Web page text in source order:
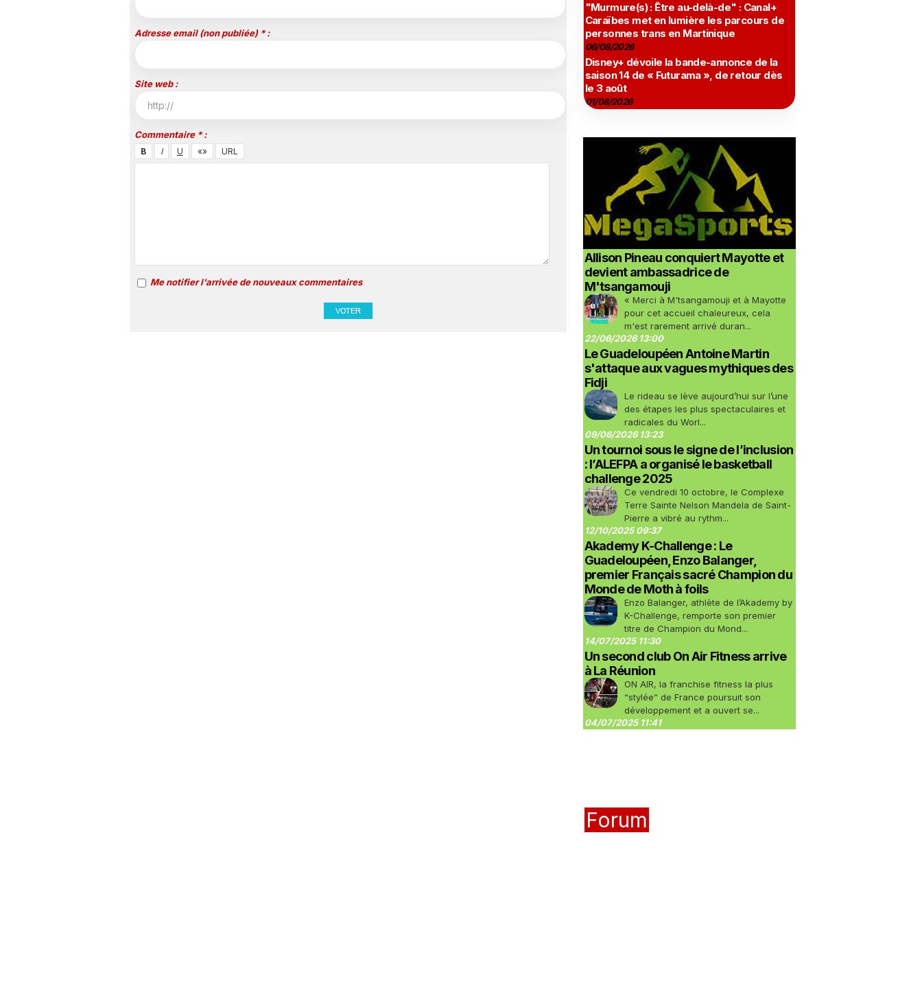
Adresse email (non publiée) * :
Site web :
Commentaire * :
Me notifier l'arrivée de nouveaux commentaires
"Murmure(s) : Être au-delà-de" : Canal+
Caraïbes met en lumière les parcours de
personnes trans en Martinique
06/08/2026
Disney+ dévoile la bande-annonce de la
saison 14 de « Futurama », de retour dès
le 3 août
01/08/2026
Allison Pineau conquiert Mayotte et
devient ambassadrice de
M'tsangamouji
« Merci à M'tsangamouji et à Mayotte
pour cet accueil chaleureux, cela
m'est rarement arrivé duran...
22/06/2026 13:00
Le Guadeloupéen Antoine Martin
s'attaque aux vagues mythiques des
Fidji
Le rideau se lève aujourd’hui sur l’une
des étapes les plus spectaculaires et
radicales du Worl...
09/06/2026 13:23
Un tournoi sous le signe de l’inclusion
: l’ALEFPA a organisé le basketball
challenge 2025
Ce vendredi 10 octobre, le Complexe
Terre Sainte Nelson Mandela de Saint-
Pierre a vibré au rythm...
12/10/2025 09:37
Akademy K-Challenge : Le
Guadeloupéen, Enzo Balanger,
premier Français sacré Champion du
Monde de Moth à foils
Enzo Balanger, athlète de l’Akademy by
K-Challenge, remporte son premier
titre de Champion du Mond...
14/07/2025 11:30
Un second club On Air Fitness arrive
à La Réunion
ON AIR, la franchise fitness la plus
“stylée” de France poursuit son
développement et a ouvert se...
04/07/2025 11:41
Forum